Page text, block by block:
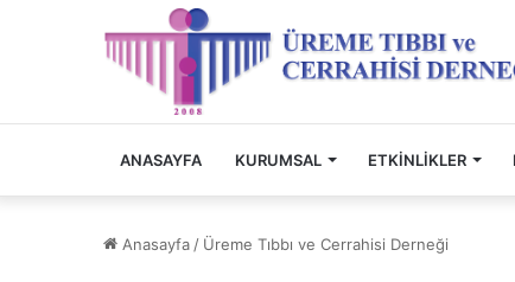
ANASAYFA KURUMSAL ETKINLIKLER
Anasayfa / Üreme Tıbbı ve Cerrahisi Derneği